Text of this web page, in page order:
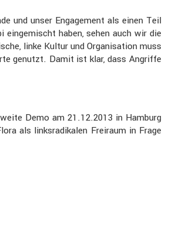
und unser Engage­ment als einen Teil
haben, sehen auch wir die
linke Kultur und Organi­sa­tion muss
genutzt. Damit ist klar, dass Angriffe
Demo am 21.12.2013 in Hamburg
als links­ra­di­kalen Freiraum in Frage